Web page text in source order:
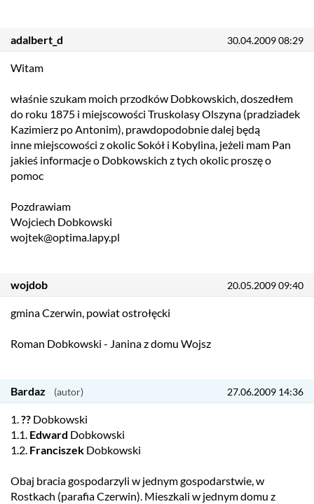
adalbert_d 30.04.2009 08:29
Witam
właśnie szukam moich przodków Dobkowskich, doszedłem
do roku 1875 i miejscowości Truskolasy Olszyna (pradziadek
Kazimierz po Antonim), prawdopodobnie dalej będą
inne miejscowości z okolic Sokół i Kobylina, jeżeli mam Pan
jakieś informacje o Dobkowskich z tych okolic proszę o
pomoc
Pozdrawiam
Wojciech Dobkowski
wojtek@optima.lapy.pl
wojdob 20.05.2009 09:40
gmina Czerwin, powiat ostrołęcki
Roman Dobkowski - Janina z domu Wojsz
Bardaz 27.06.2009 14:36
1.?? Dobkowski
1.1. Edward Dobkowski
1.2. Franciszek Dobkowski
Obaj bracia gospodarzyli w jednym gospodarstwie, w
Rostkach (parafia Czerwin). Mieszkali w jednym domu z